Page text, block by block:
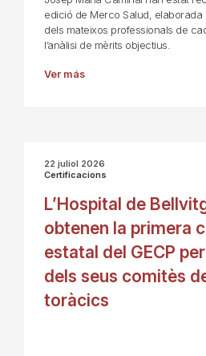
edició de Merco Salud,
dels mateixos professionals de
l’anàlisi de mèrits objectius.
Ver más
22 juliol 2026
Certificacions
L’Hospital de
obtenen la primera
estatal del GECP per
dels seus comitès
toràcics